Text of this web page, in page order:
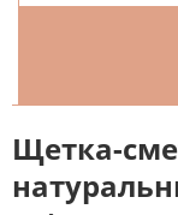
Щетка-